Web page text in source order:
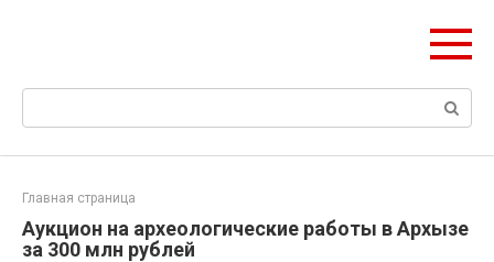
Поиск:
Главная страница
Аукцион на археологические работы в Архызе
за 300 млн рублей